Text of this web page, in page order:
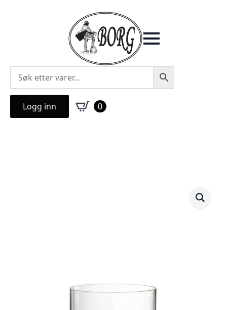
Logg inn 0